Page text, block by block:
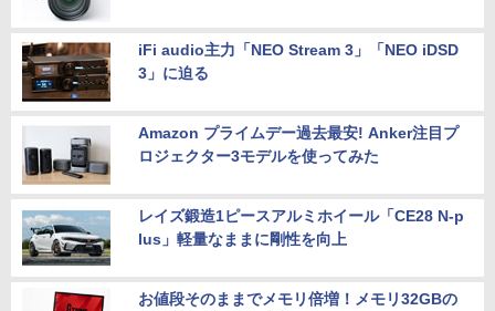
iFi audio主力「NEO Stream 3」「NEO iDSD
3」に迫る
Amazon プライムデー過去最安! Anker注目プ
ロジェクター3モデルを使ってみた
レイズ鍛造1ピースアルミホイール「CE28 N-p
lus」軽量なままに剛性を向上
お値段そのままでメモリ倍増！メモリ32GBの